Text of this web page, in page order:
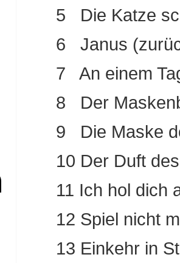
5 Die Katze
6 Janus
7 An einem
8 Der
9 Die Maske
10 Der Duft
11 Ich hol dich
12 Spiel nicht
13 Einkehr in